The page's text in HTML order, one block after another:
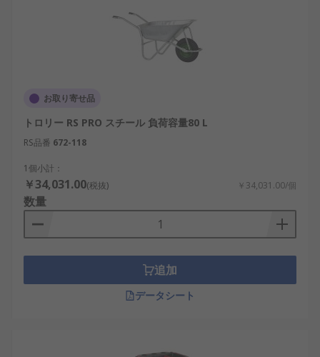
お取り寄せ品
トロリー RS PRO スチール 負荷容量80 L
RS品番 672-118
1個小計：
￥34,031.00(税抜) ￥34,031.00/個
数量
追加
データシート